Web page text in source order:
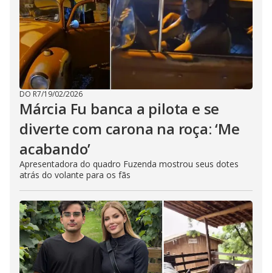
DO R7/19/02/2026
Márcia Fu banca a pilota e se
diverte com carona na roça: ‘Me
acabando’
Apresentadora do quadro Fuzenda mostrou seus dotes
atrás do volante para os fãs